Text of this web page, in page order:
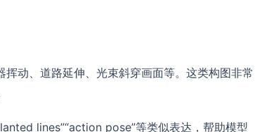
动、道路延伸、光束斜穿画面等。这类构图非常
lines”“action pose”等类似表达，帮助模型